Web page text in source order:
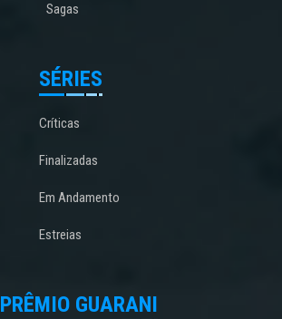
Sagas
SÉRIES
Críticas
Finalizadas
Em Andamento
Estreias
PRÊMIO GUARANI